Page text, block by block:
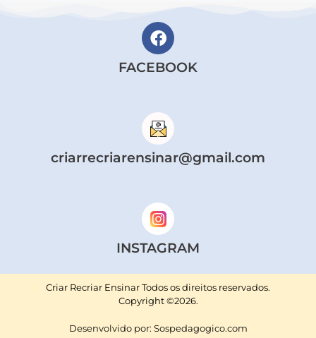
FACEBOOK
criarrecriarensinar@gmail.com
INSTAGRAM
Criar Recriar Ensinar Todos os direitos reservados.
Copyright ©2026.
Desenvolvido por: Sospedagogico.com